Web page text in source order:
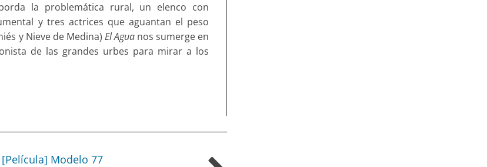
la problemática rural, un elenco con
y tres actrices que aguantan el peso
y Nieve de Medina) El Aguanos sumerge en
de las grandes urbes para mirar a los
[Película] Modelo 77